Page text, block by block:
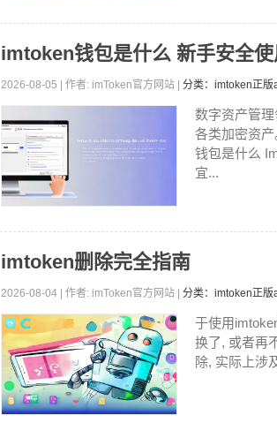
imtoken钱包是什么 新手安全
2026-08-05 | 作者: imToken官方网站 | 分类：imtoken正版
数字资产管
各类加密资
钱包是什么
宜...
imtoken删除完全指南
2026-08-04 | 作者: imToken官方网站 | 分类：imtoken正版
于使用
换了, 或者再
除, 实际上涉